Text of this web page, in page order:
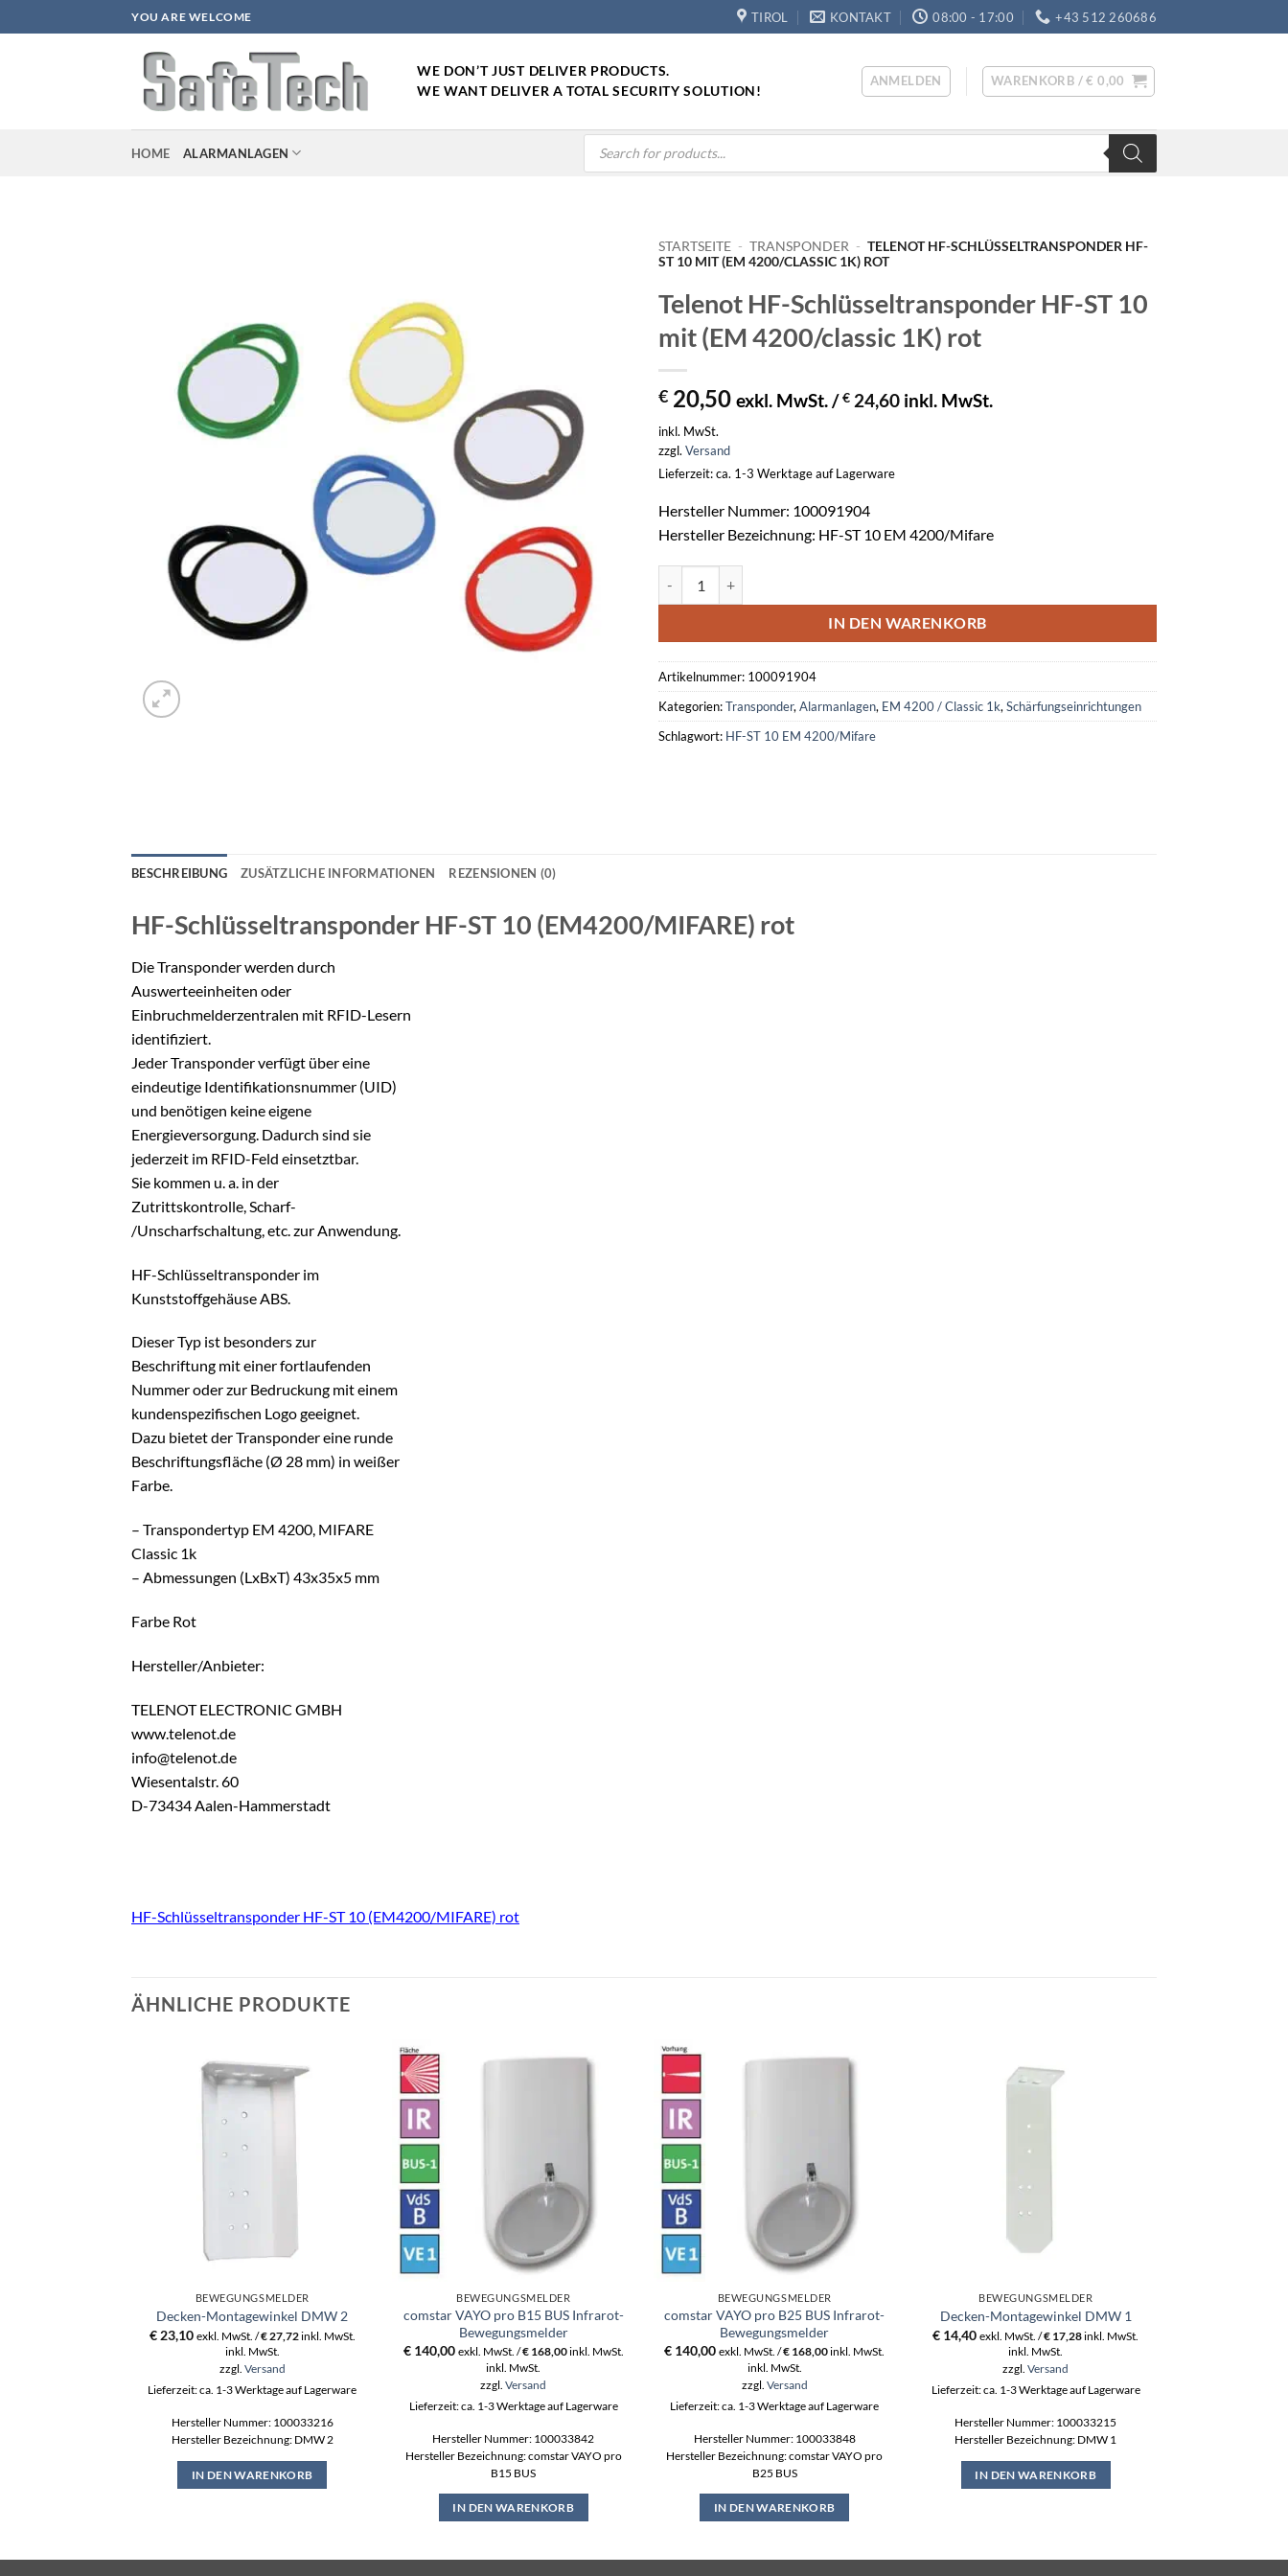
Inhalt
YOU ARE WELCOME TIROL KONTAKT 08:00 - 17:00 +43 512 260686
WE DON’T JUST DELIVER PRODUCTS.
WE WANT DELIVER A TOTAL SECURITY SOLUTION!
ANMELDEN WARENKORB /€ 0,00
HOME ALARMANLAGEN
Products
search
STARTSEITE - TRANSPONDER - TELENOT HF-SCHLÜSSELTRANSPONDER HF-
ST 10 MIT (EM 4200/CLASSIC 1K) ROT
Telenot HF-Schlüsseltransponder HF-ST 10
mit (EM 4200/classic 1K) rot
€ 20,50 exkl. MwSt. /€ 24,60 inkl. MwSt.
inkl. MwSt.
zzgl. Versand
Lieferzeit: ca. 1-3 Werktage auf Lagerware
Hersteller Nummer: 100091904
Hersteller Bezeichnung: HF-ST 10 EM 4200/Mifare
IN DEN WARENKORB
Artikelnummer: 100091904
Kategorien:Transponder,Alarmanlagen, EM 4200 / Classic 1k,Schärfungseinrichtungen
Schlagwort: HF-ST 10 EM 4200/Mifare
BESCHREIBUNG ZUSÄTZLICHE INFORMATIONEN REZENSIONEN (0)
HF-Schlüsseltransponder HF-ST 10 (EM4200/MIFARE) rot
Die Transponder werden durch
Auswerteeinheiten oder
Einbruchmelderzentralen mit RFID-Lesern
identifiziert.
Jeder Transponder verfügt über eine
eindeutige Identifikationsnummer (UID)
und benötigen keine eigene
Energieversorgung. Dadurch sind sie
jederzeit im RFID-Feld einsetztbar.
Sie kommen u. a. in der
Zutrittskontrolle, Scharf-
/Unscharfschaltung, etc. zur Anwendung.
HF-Schlüsseltransponder im
Kunststoffgehäuse ABS.
Dieser Typ ist besonders zur
Beschriftung mit einer fortlaufenden
Nummer oder zur Bedruckung mit einem
kundenspezifischen Logo geeignet.
Dazu bietet der Transponder eine runde
Beschriftungsfläche (Ø 28 mm) in weißer
Farbe.
– Transpondertyp EM 4200, MIFARE
Classic 1k
– Abmessungen (LxBxT) 43x35x5 mm
Farbe Rot
Hersteller/Anbieter:
TELENOT ELECTRONIC GMBH
www.telenot.de
info@telenot.de
Wiesentalstr. 60
D-73434 Aalen-Hammerstadt
HF-Schlüsseltransponder HF-ST 10 (EM4200/MIFARE) rot
ÄHNLICHE PRODUKTE
BEWEGUNGSMELDER
Decken-Montagewinkel DMW 2
€23,10 exkl. MwSt. /€27,72inkl. MwSt.
inkl. MwSt.
zzgl. Versand
Lieferzeit: ca. 1-3 Werktage auf Lagerware
Hersteller Nummer: 100033216
Hersteller Bezeichnung: DMW 2
IN DEN WARENKORB
BEWEGUNGSMELDER
comstar VAYO pro B15 BUS Infrarot-
Bewegungsmelder
€140,00 exkl. MwSt. /€168,00inkl. MwSt.
inkl. MwSt.
zzgl.Versand
Lieferzeit: ca. 1-3 Werktage auf Lagerware
Hersteller Nummer: 100033842
Hersteller Bezeichnung: comstar VAYO pro
B15 BUS
IN DEN WARENKORB
BEWEGUNGSMELDER
comstar VAYO pro B25 BUS Infrarot-
Bewegungsmelder
€ 140,00 exkl. MwSt. /€ 168,00inkl. MwSt.
inkl. MwSt.
zzgl. Versand
Lieferzeit: ca. 1-3 Werktage auf Lagerware
Hersteller Nummer: 100033848
Hersteller Bezeichnung: comstar VAYO pro
B25 BUS
IN DEN WARENKORB
BEWEGUNGSMELDER
Decken-Montagewinkel DMW 1
€ 14,40 exkl. MwSt. /€ 17,28inkl. MwSt.
inkl. MwSt.
zzgl.Versand
Lieferzeit: ca. 1-3 Werktage auf Lagerware
Hersteller Nummer: 100033215
Hersteller Bezeichnung: DMW 1
IN DEN WARENKORB